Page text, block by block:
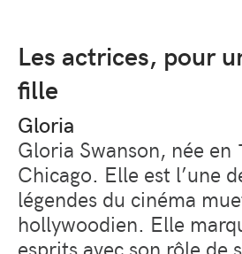
Les actrices, pour
fille
Gloria
Gloria Swanson, née en
Chicago. Elle est l’une
légendes du cinéma
hollywoodien. Elle
esprits avec son rôle de